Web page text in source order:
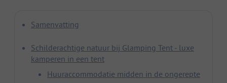
Samenvatting
Schilderachtige natuur bij Glamping Tent - luxe
kamperen in een tent
Huuraccommodatie midden in de ongerepte